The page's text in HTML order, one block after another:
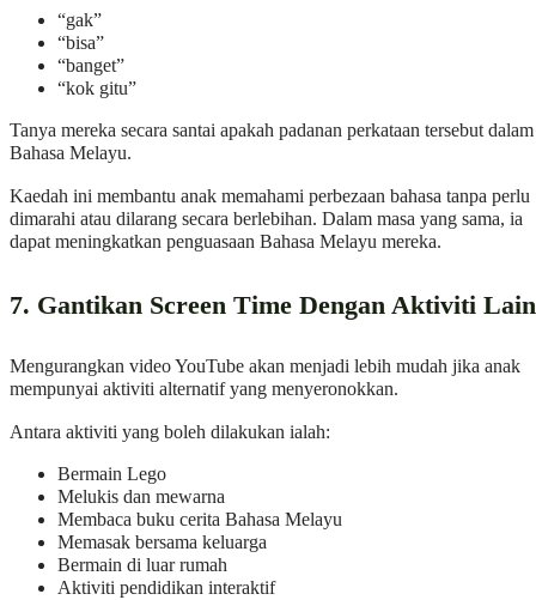
“gak”
“bisa”
“banget”
“kok gitu”
Tanya mereka secara santai apakah padanan perkataan tersebut dalam
Bahasa Melayu.
Kaedah ini membantu anak memahami perbezaan bahasa tanpa perlu
dimarahi atau dilarang secara berlebihan. Dalam masa yang sama, ia
dapat meningkatkan penguasaan Bahasa Melayu mereka.
7. Gantikan Screen Time Dengan Aktiviti Lain
Mengurangkan video YouTube akan menjadi lebih mudah jika anak
mempunyai aktiviti alternatif yang menyeronokkan.
Antara aktiviti yang boleh dilakukan ialah:
Bermain Lego
Melukis dan mewarna
Membaca buku cerita Bahasa Melayu
Memasak bersama keluarga
Bermain di luar rumah
Aktiviti pendidikan interaktif